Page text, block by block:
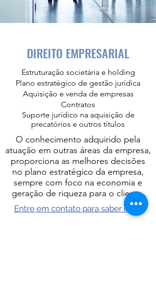
DIREITO EMPRESARIAL
Estruturação societária e holding
Plano estratégico de gestão jurídica
Aquisição e venda de empresas
Contratos
Suporte jurídico na aquisição de
precatórios e outros títulos
O conhecimento adquirido pela
atuação em outras áreas da empresa,
proporciona as melhores decisões
no plano estratégico da empresa,
sempre com foco na economia e
geração de riqueza para o cliente.
Entre em contato para saber mais